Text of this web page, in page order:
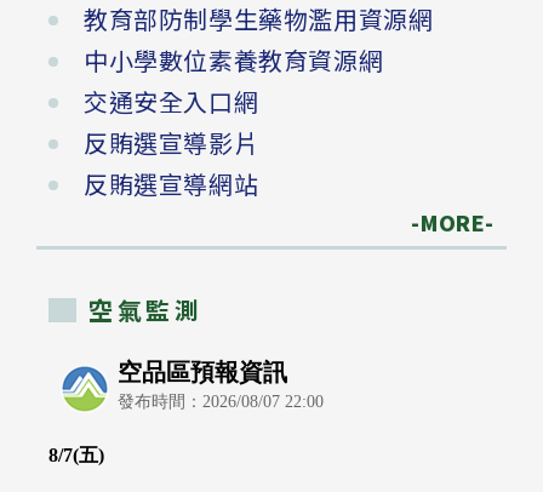
教育部防制學生藥物濫用資源網
中小學數位素養教育資源網
交通安全入口網
反賄選宣導影片
反賄選宣導網站
-MORE-
空氣監測